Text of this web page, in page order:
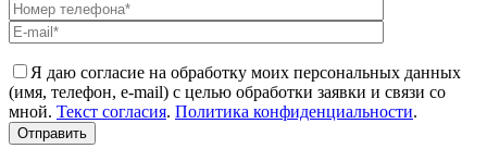
Я даю согласие на обработку моих персональных данных
(имя, телефон, e-mail) с целью обработки заявки и связи со
мной. Текст согласия. Политика конфиденциальности.